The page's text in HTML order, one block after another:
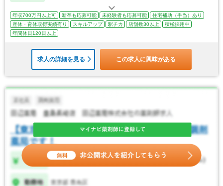
年収700万円以上可 新卒も応募可能 未経験者も応募可能
住宅補助（手当）あり
産休・育休取得実績有り
スキルアップ 駅チカ 店舗数30以上
積極採用中
年間休日120日以上
求人の詳細を見る この求人に興味がある